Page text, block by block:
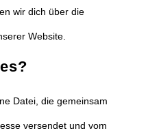
wir dich über die
Website.
Datei, die gemeinsam
versendet und vom